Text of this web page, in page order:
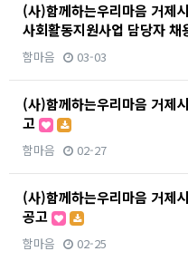
(사)함께하는우리마음 거제
사회활동지원사업 담당자
함마음 03-03
(사)함께하는우리마음 거제
고
함마음 02-27
(사)함께하는우리마음 거제
공고
함마음 02-25